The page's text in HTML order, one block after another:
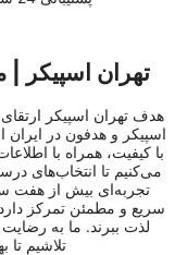
تهران اسپیکر
هدف تهران اسپیکر
اسپیکر و هدفون در
با کیفیت، همراه با
می‌کنیم تا انتخاب‌های
تجربه‌ای بیش از هفت
سریع و مطمئن تمرکز دارد
لذت ببرند. ما به
تلاشیم تا